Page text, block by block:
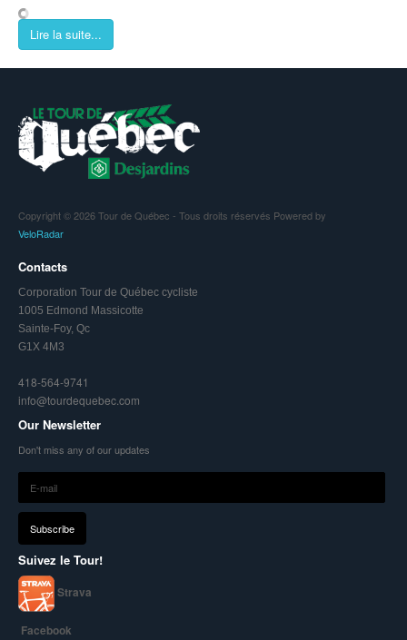
Lire la suite...
Copyright © 2026 Tour de Québec - Tous droits réservés Powered by
VeloRadar
Contacts
Corporation Tour de Québec cycliste
1005 Edmond Massicotte
Sainte-Foy, Qc
G1X 4M3
418-564-9741
info@tourdequebec.com
Our Newsletter
Don't miss any of our updates
Suivez le Tour!
Strava
Facebook